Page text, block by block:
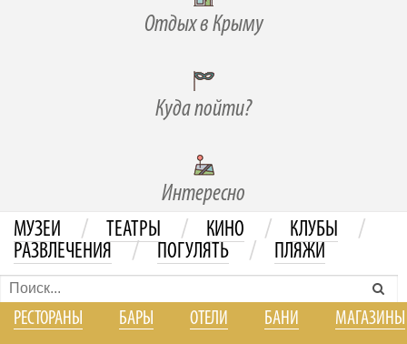
Отдых в Крыму
Куда пойти?
Интересно
МУЗЕИ / ТЕАТРЫ / КИНО / КЛУБЫ /
РАЗВЛЕЧЕНИЯ / ПОГУЛЯТЬ / ПЛЯЖИ
РЕСТОРАНЫ БАРЫ ОТЕЛИ БАНИ МАГАЗИНЫ